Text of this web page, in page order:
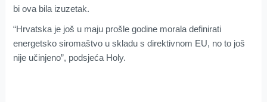
bi ova bila izuzetak.
“Hrvatska je još u maju prošle godine morala definirati
energetsko siromaštvo u skladu s direktivnom EU, no to još
nije učinjeno”, podsjeća Holy.